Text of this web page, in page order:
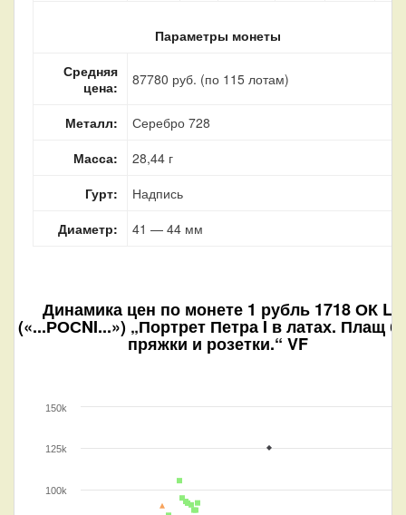
Параметры монеты
Средняя
цена:
87780 руб. (по 115 лотам)
Металл:
Серебро 728
Масса:
28,44 г
Гурт:
Надпись
Диаметр:
41 — 44 мм
Динамика цен по монете 1 рубль 1718 ОК L
(«...РОСNI...») „Портрет Петра I в латах. Плащ
пряжки и розетки.“ VF
100k
125k
150k